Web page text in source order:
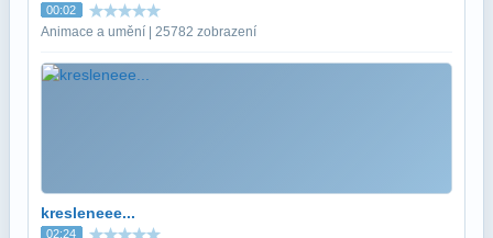
00:02
Animace a umění | 25782 zobrazení
kresleneee...
02:24